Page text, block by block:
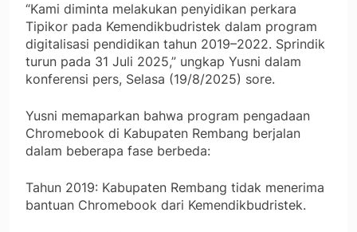
“Kami diminta melakukan penyidikan perkara
Tipikor pada Kemendikbudristek dalam program
digitalisasi pendidikan tahun 2019–2022. Sprindik
turun pada 31 Juli 2025,” ungkap Yusni dalam
konferensi pers, Selasa (19/8/2025) sore.
Yusni memaparkan bahwa program pengadaan
Chromebook di Kabupaten Rembang berjalan
dalam beberapa fase berbeda:
Tahun 2019: Kabupaten Rembang tidak menerima
bantuan Chromebook dari Kemendikbudristek.